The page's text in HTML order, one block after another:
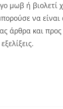
μωβ ή
να είναι
άρθρα και